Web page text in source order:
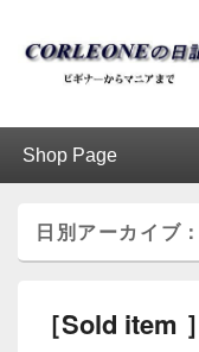
ブログ / ア
日別アーカイブ：
［Sold item